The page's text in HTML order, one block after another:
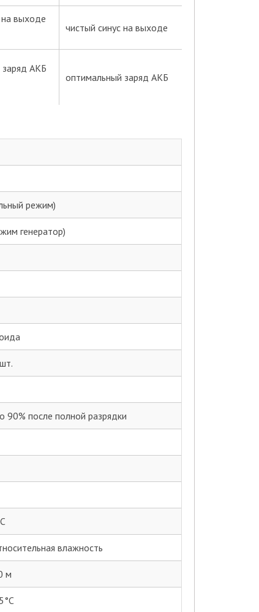
чистый синус на выходе
оптимальный заряд АКБ
режим)
генератор)
90% после полной разрядки
влажность
м